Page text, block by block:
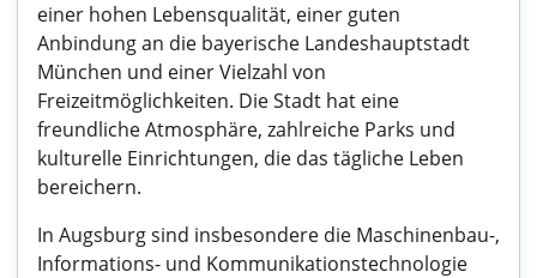
einer hohen Lebensqualität, einer guten
Anbindung an die bayerische Landeshauptstadt
München und einer Vielzahl von
Freizeitmöglichkeiten. Die Stadt hat eine
freundliche Atmosphäre, zahlreiche Parks und
kulturelle Einrichtungen, die das tägliche Leben
bereichern.
In Augsburg sind insbesondere die Maschinenbau-,
Informations- und Kommunikationstechnologie